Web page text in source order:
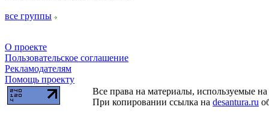
все группы
О проекте
Пользовательское соглашение
Рекламодателям
Помощь проекту
Все права на материалы, используемые
При копировании ссылка на desantura.ru